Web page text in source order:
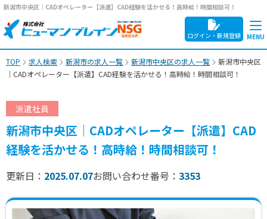
新潟市中央区｜CADオペレーター【派遣】CAD経験を活かせる！高時給！時間相談可！
ログイン・新規登録
TOP 求人検索 新潟市の求人一覧 新潟市中央区の求人一覧
新潟市中央区
｜CADオペレーター【派遣】CAD経験を活かせる！高時給！時間相談可！
派遣社員
新潟市中央区｜CADオペレーター【派遣】CAD
経験を活かせる！高時給！時間相談可！
更新日： 2025.07.07お問い合わせ番号： 3353